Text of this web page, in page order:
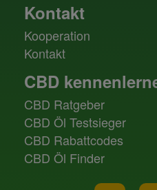
Kontakt
Kooperation
Kontakt
CBD
CBD Ratgeber
CBD Öl Testsieger
CBD Rabattcodes
CBD Öl Finder